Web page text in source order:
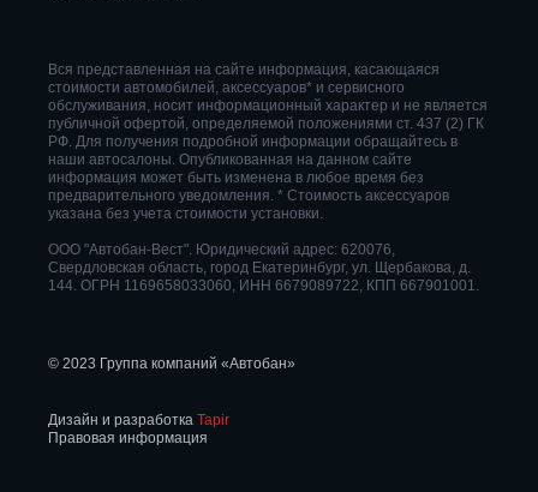
© 2023 Группа компаний «Автобан»
Вся представленная на сайте информация, касающаяся
стоимости автомобилей, аксессуаров* и сервисного
обслуживания, носит информационный характер и не является
публичной офертой, определяемой положениями ст. 437 (2) ГК
РФ. Для получения подробной информации обращайтесь в
наши автосалоны. Опубликованная на данном сайте
информация может быть изменена в любое время без
предварительного уведомления. * Стоимость аксессуаров
указана без учета стоимости установки.
ООО "Автобан-Вест". Юридический адрес: 620076,
Свердловская область, город Екатеринбург, ул. Щербакова, д.
144. ОГРН 1169658033060, ИНН 6679089722, КПП 667901001.
Правовая информация
Дизайн и разработка Tapir